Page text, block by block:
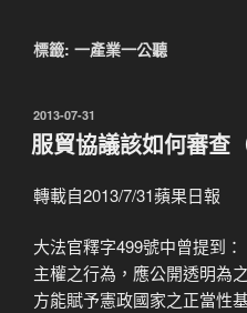
標籤: 一產業一公聽
發
佈
於
2013-07-31
服貿協議該如何審查
轉載自2013/7/31蘋果日報
大法官釋字499號中曾提到
主權之行為，應公開透明為
方能賦予憲政國家之正當性